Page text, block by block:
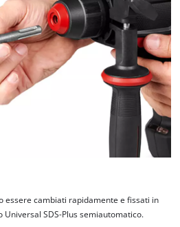
essere cambiati rapidamente e fissati in
SDS-Plus semiautomatico.